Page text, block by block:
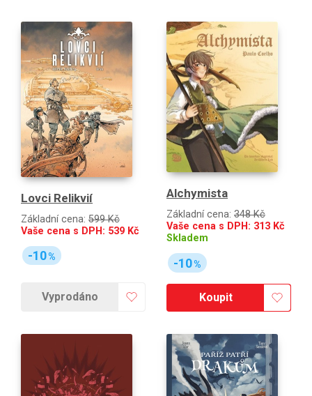
Lovci Relikvií
Základní cena: 599 Kč
Vaše cena s DPH: 539 Kč
-10%
Vyprodáno
Alchymista
Základní cena: 348 Kč
Vaše cena s DPH: 313 Kč
Skladem
-10%
Koupit